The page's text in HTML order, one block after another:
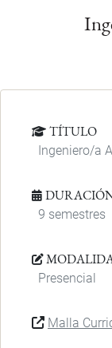
TÍTULO
Ingeniero/a
9 semestres
Presencial
Malla